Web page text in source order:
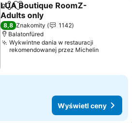
Udostępnij
Dodaj do ulubionych
LUA Boutique RoomZ-
Adults only
Wyświetl ceny
8,8 Znakomity
1142
Balatonfüred
Wykwintne dania w restauracji
rekomendowanej przez Michelin
Wyświetl ceny